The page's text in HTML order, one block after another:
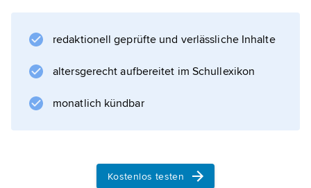
Wörishofen, † 10.6.1982 in München.
redaktionell geprüfte und verlässliche Inhalte
altersgerecht aufbereitet im Schullexikon
monatlich kündbar
Kostenlos testen